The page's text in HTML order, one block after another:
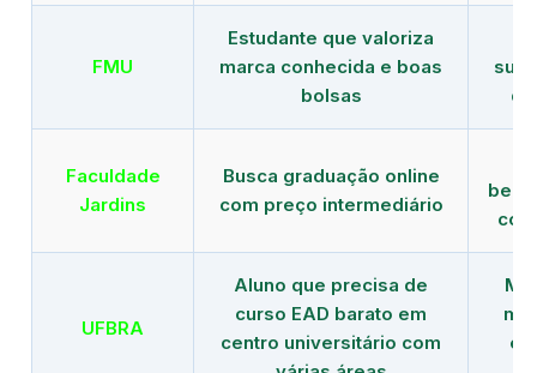
FMU
Estudante que valoriza
marca conhecida e boas
bolsas
Faculdade
Jardins
Busca graduação online
com preço intermediário
UFBRA
Aluno que precisa de
curso EAD barato em
centro universitário com